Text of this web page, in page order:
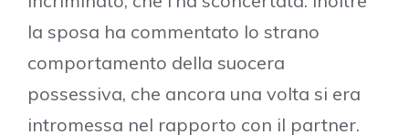
la sposa ha commentato lo strano
comportamento della suocera
possessiva, che ancora una volta si era
intromessa nel rapporto con il partner.